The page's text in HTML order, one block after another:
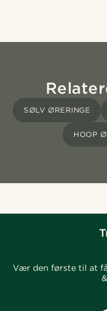
SØLV ØRERINGE
HOOP
Vær den første til at